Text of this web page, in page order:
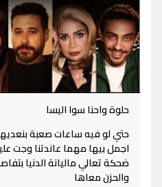
حلوة واحنا سوا اليسا
حتي لو فيه ساعات صعبة
اجمل بيها مهما عاندتنا وجت
ضحكة تعالي ماليانة الدنيا
والحزن معاها